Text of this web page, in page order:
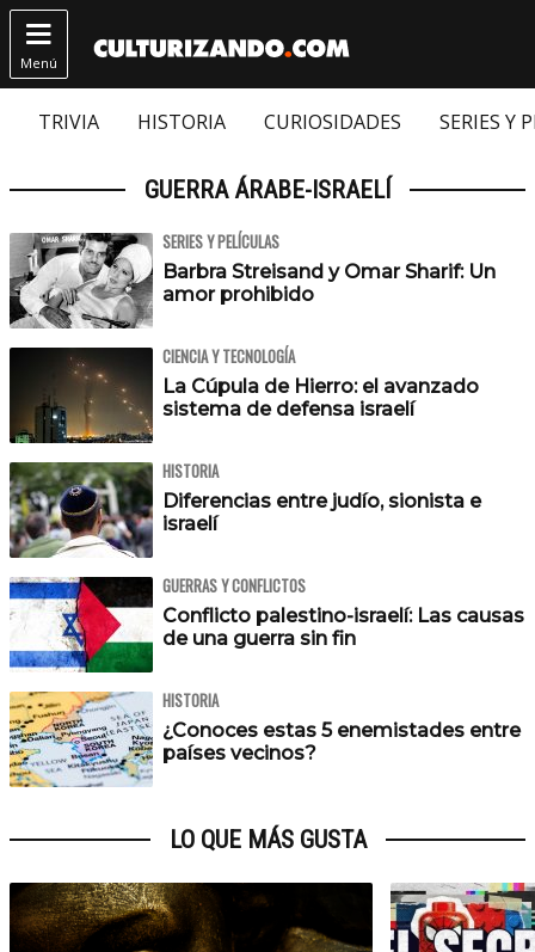

Menú
TRIVIA HISTORIA CURIOSIDADES SERIES Y
GUERRA ÁRABE-ISRAELÍ
SERIES Y PELÍCULAS
Barbra Streisand y Omar Sharif: Un
amor prohibido
CIENCIA Y TECNOLOGÍA
La Cúpula de Hierro: el avanzado
sistema de defensa israelí
HISTORIA
Diferencias entre judío, sionista e
israelí
GUERRAS Y CONFLICTOS
Conflicto palestino-israelí: Las causas
de una guerra sin fin
HISTORIA
¿Conoces estas 5 enemistades entre
países vecinos?
LO QUE MÁS GUSTA